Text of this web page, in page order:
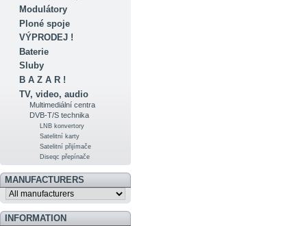
Modulátory
Ploné spoje
VÝPRODEJ !
Baterie
Sluby
B A Z A R !
TV, video, audio
Multimediální centra
DVB-T/S technika
LNB konvertory
Satelitní karty
Satelitní přijímače
Diseqc přepínače
MANUFACTURERS
INFORMATION